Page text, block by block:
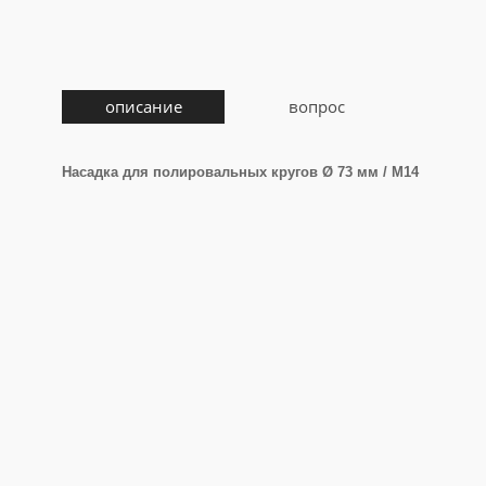
описание вопрос
Насадка для полировальных кругов Ø 73 мм / М14